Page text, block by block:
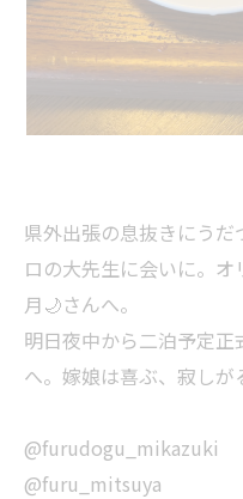
県外出張の息抜きにう
ロの大先生に会いに。
月🌙さんへ。
明日夜中から二泊予定
へ。嫁娘は喜ぶ、寂し
@furudogu_mikazuki
@furu_mitsuya